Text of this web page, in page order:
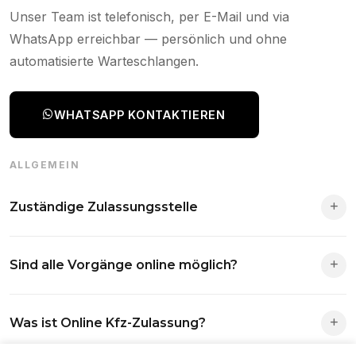
Unser Team ist telefonisch, per E-Mail und via
WhatsApp erreichbar — persönlich und ohne
automatisierte Warteschlangen.
WHATSAPP KONTAKTIEREN
ALLGEMEIN
Zuständige Zulassungsstelle
Antrag wird automatisch an die richtige Stelle weitergeleitet.
Sind alle Vorgänge online möglich?
Abmeldungen für Fahrzeuge mit Erstzulassung vor dem
Was ist Online Kfz-Zulassung?